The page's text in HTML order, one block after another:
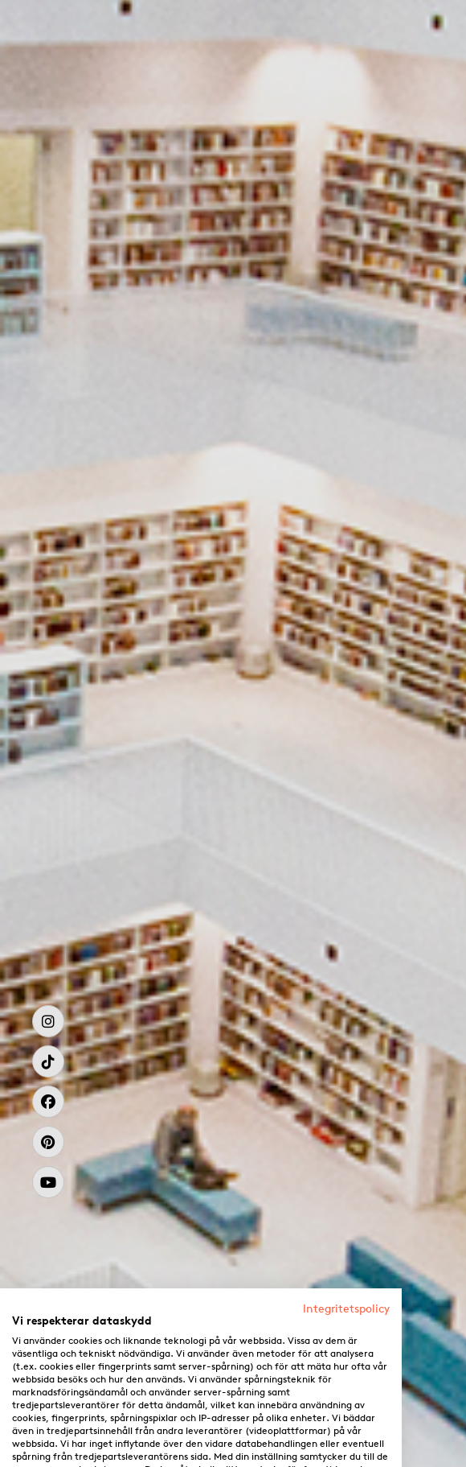
Integritetspolicy
Vi respekterar dataskydd
Vi använder cookies och liknande teknologi på vår webbsida. Vissa av dem är
väsentliga och tekniskt nödvändiga. Vi använder även metoder för att analysera
(t.ex. cookies eller fingerprints samt server-spårning) och för att mäta hur ofta vår
webbsida besöks och hur den används. Vi använder spårningsteknik för
marknadsföringsändamål och använder server-spårning samt
tredjepartsleverantörer för detta ändamål, vilket kan innebära användning av
cookies, fingerprints, spårningspixlar och IP-adresser på olika enheter. Vi bäddar
även in tredjepartsinnehåll från andra leverantörer (videoplattformar) på vår
webbsida. Vi har inget inflytande över den vidare databehandlingen eller eventuell
spårning från tredjepartsleverantörens sida. Med din inställning samtycker du till de